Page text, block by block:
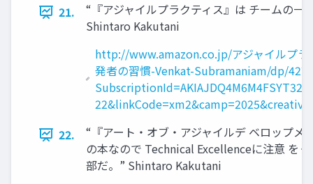
21.
“『アジャイルプラクティス』は チームの一
Shintaro Kakutani
http://www.amazon.co.jp/アジャイルプラ
発者の習慣-Venkat-Subramaniam/dp/
22.
“『アート・オブ・アジャイルデ ベロップメ
の本なので Technical Excellenceに注意 を
部だ。” Shintaro Kakutani